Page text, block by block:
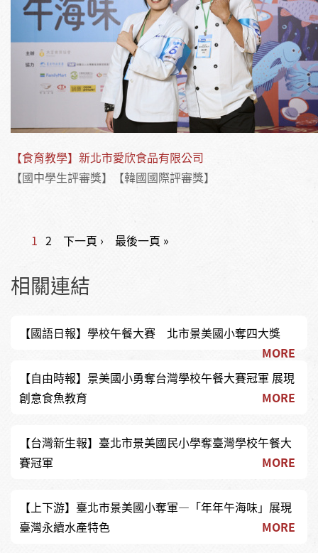
【食育教學】新北市愛欣食品有限公司
【國中學生評審獎】【韓國國際評審獎】
頁面
1 2 下一頁 › 最後一頁 »
相關連結
【國語日報】學校午餐大賽 北市景美國小奪四大獎
MORE
【自由時報】景美國小勇奪台灣學校午餐大賽冠軍 展現
創意食魚教育
MORE
【台灣新生報】臺北市景美國民小學奪臺灣學校午餐大
賽冠軍
MORE
【上下游】臺北市景美國小奪軍—「年年午海味」展現
臺灣永續水產特色
MORE